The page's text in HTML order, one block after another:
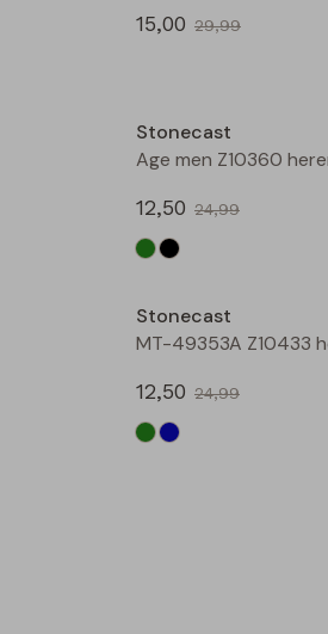
15,00 29,99
Stonecast
Age men Z10360
12,50 24,99
Stonecast
12,50 24,99